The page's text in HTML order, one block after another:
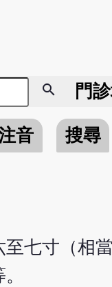
search 門
音 搜尋
七寸（相